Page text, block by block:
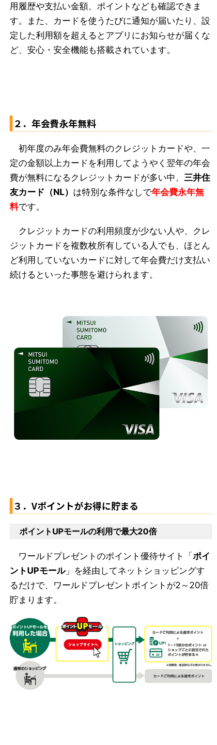
用履歴や支払い金額、ポイントなども確認できま
す。また、カードを使うたびに通知が届いたり、設
定した利用額を超えるとアプリにお知らせが届くな
ど、安心・安全機能も搭載されています。
２．年会費永年無料
初年度のみ年会費無料のクレジットカードや、一
定の金額以上カードを利用してようやく翌年の年会
費が無料になるクレジットカードが多い中、 三井住
友カード（NL） は特別な条件なしで年会費永年無
料です。
クレジットカードの利用頻度が少ない人や、クレ
ジットカードを複数枚所有している人でも、ほとん
ど利用していないカードに対して年会費だけ支払い
続けるといった事態を避けられます。
３．Vポイントがお得に貯まる
ポイントUPモールの利用で最大20倍
ワールドプレゼントのポイント優待サイト「ポイ
ントUPモール」を経由してネットショッピングす
るだけで、ワールドプレゼントポイントが2～20倍
貯まります。